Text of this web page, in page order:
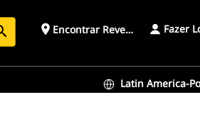
place Encontrar Revendedor Fazer
Latin America-